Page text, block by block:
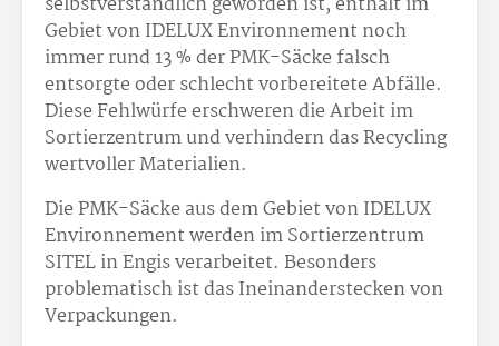
Gebiet von IDELUX Environnement noch
immer rund 13 % der PMK-Säcke falsch
entsorgte oder schlecht vorbereitete Abfälle.
Diese Fehlwürfe erschweren die Arbeit im
Sortierzentrum und verhindern das Recycling
wertvoller Materialien.
Die PMK-Säcke aus dem Gebiet von IDELUX
Environnement werden im Sortierzentrum
SITEL in Engis verarbeitet. Besonders
problematisch ist das Ineinanderstecken von
Verpackungen.